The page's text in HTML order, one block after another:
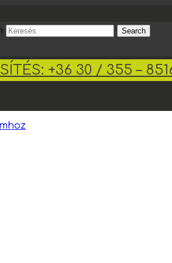
Search
+36 30 / 355 –